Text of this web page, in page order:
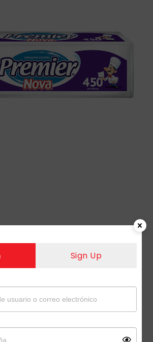
450 H
SERVILLETAS 450 H 4 UDS
450 H 4 UDS
Sign Up